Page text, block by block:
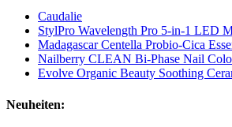
Caudalie
StylPro Wavelength Pro 5-in-1 LED
Madagascar Centella Probio-Cica
Nailberry CLEAN Bi-Phase Nail
Evolve Organic Beauty Soothing
Neuheiten: